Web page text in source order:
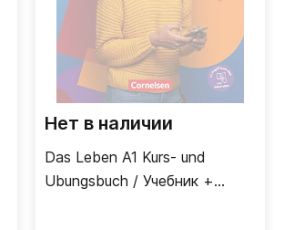
Нет в наличии
Das Leben A1 Kurs- und
Ubungsbuch / Учебник +